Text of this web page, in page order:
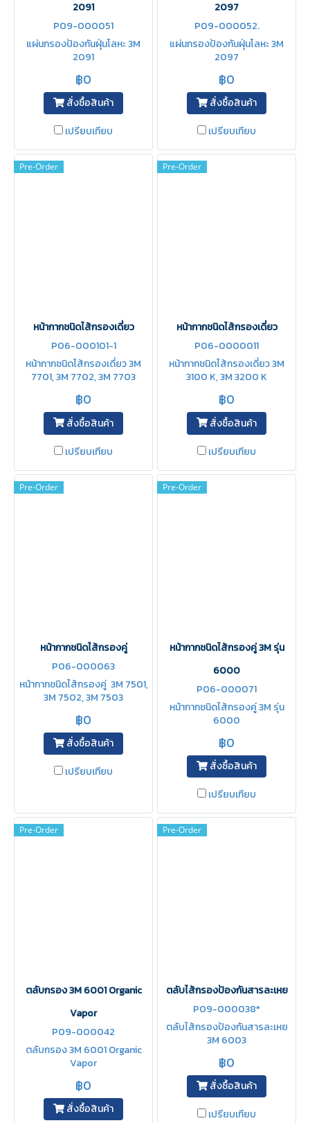
2091
P09-000051
แผ่นกรองป้องกันฝุ่นโลหะ 3M
2091
฿0
สั่งซื้อสินค้า
เปรียบเทียบ
2097
P09-000052.
แผ่นกรองป้องกันฝุ่นโลหะ 3M
2097
฿0
สั่งซื้อสินค้า
เปรียบเทียบ
Pre-Order
หน้ากากชนิดไส้กรองเดี่ยว
P06-000101-1
หน้ากากชนิดไส้กรองเดี่ยว 3M
7701, 3M 7702, 3M 7703
฿0
สั่งซื้อสินค้า
เปรียบเทียบ
Pre-Order
หน้ากากชนิดไส้กรองเดี่ยว
P06-0000011
หน้ากากชนิดไส้กรองเดี่ยว 3M
3100 K, 3M 3200 K
฿0
สั่งซื้อสินค้า
เปรียบเทียบ
Pre-Order
หน้ากากชนิดไส้กรองคู่
P06-000063
หน้ากากชนิดไส้กรองคู่ 3M 7501,
3M 7502, 3M 7503
฿0
สั่งซื้อสินค้า
เปรียบเทียบ
Pre-Order
หน้ากากชนิดไส้กรองคู่ 3M รุ่น
6000
P06-000071
หน้ากากชนิดไส้กรองคู่ 3M รุ่น
6000
฿0
สั่งซื้อสินค้า
เปรียบเทียบ
Pre-Order
ตลับกรอง 3M 6001 Organic
Vapor
P09-000042
ตลับกรอง 3M 6001 Organic
Vapor
฿0
สั่งซื้อสินค้า
Pre-Order
ตลับไส้กรองป้องกันสารละเหย
P09-000038*
ตลับไส้กรองป้องกันสารละเหย
3M 6003
฿0
สั่งซื้อสินค้า
เปรียบเทียบ